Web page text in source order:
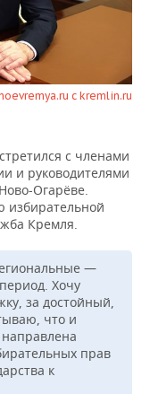
с kremlin.ru
с членами
и руководителями
Огарёве.
избирательной
Кремля.
—
Хочу
за достойный,
что и
прав
к